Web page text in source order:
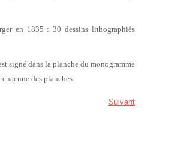
en 1835 : 30 dessins lithographiés
signé dans la planche du monogramme
des planches.
Suivant